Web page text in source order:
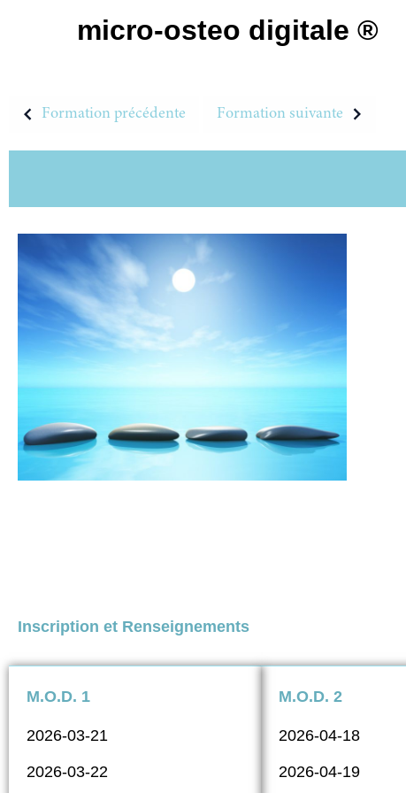
micro-osteo digitale ®
Formation précédente Formation suivante
Inscription et Renseignements
M.O.D. 1
2026-03-21
2026-03-22
M.O.D. 2
2026-04-18
2026-04-19